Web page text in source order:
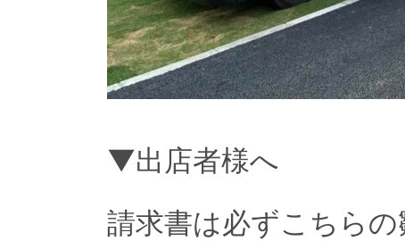
▼出店者様へ
請求書は必ずこちら